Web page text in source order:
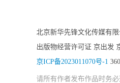
北京新华先锋文化传媒有
出版物经营许可证 京出发
京ICP备2023011070号-1
请所有作者发布作品时务